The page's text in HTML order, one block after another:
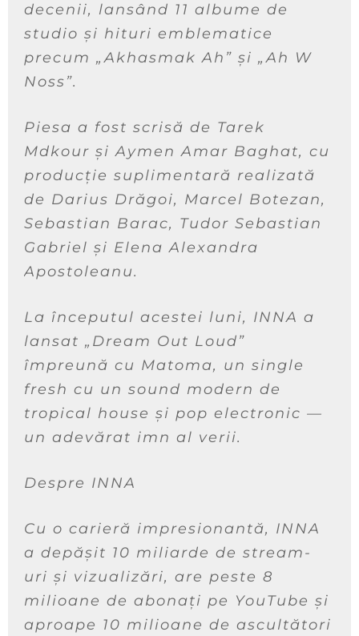
decenii, lansând 11 albume de
studio și hituri emblematice
precum „Akhasmak Ah” și „Ah W
Noss”.
Piesa a fost scrisă de Tarek
Mdkour și Aymen Amar Baghat, cu
producție suplimentară realizată
de Darius Drăgoi, Marcel Botezan,
Sebastian Barac, Tudor Sebastian
Gabriel și Elena Alexandra
Apostoleanu.
La începutul acestei luni, INNA a
lansat „Dream Out Loud”
împreună cu Matoma, un single
fresh cu un sound modern de
tropical house și pop electronic —
un adevărat imn al verii.
Despre INNA
Cu o carieră impresionantă, INNA
a depășit 10 miliarde de stream-
uri și vizualizări, are peste 8
milioane de abonați pe YouTube și
aproape 10 milioane de ascultători